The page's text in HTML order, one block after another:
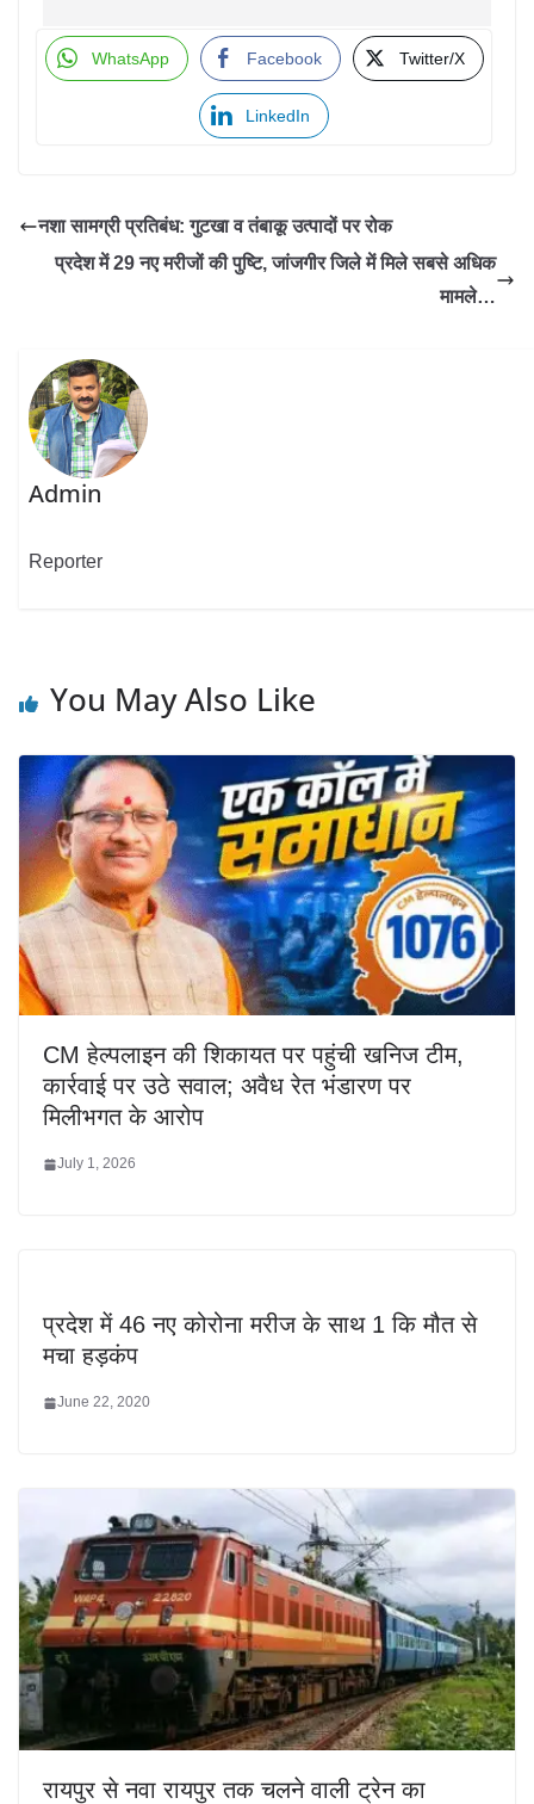
WhatsApp Facebook Twitter/X
LinkedIn
नशा सामग्री प्रतिबंध: गुटखा व तंबाकू उत्पादों पर रोक
प्रदेश में 29 नए मरीजों की पुष्टि, जांजगीर जिले में मिले सबसे अधिक
मामले…
Admin
Reporter
You May Also Like
CM हेल्पलाइन की शिकायत पर पहुंची खनिज टीम,
कार्रवाई पर उठे सवाल; अवैध रेत भंडारण पर
मिलीभगत के आरोप
July 1, 2026
प्रदेश में 46 नए कोरोना मरीज के साथ 1 कि मौत से
मचा हड़कंप
June 22, 2020
रायपुर से नवा रायपुर तक चलने वाली ट्रेन का